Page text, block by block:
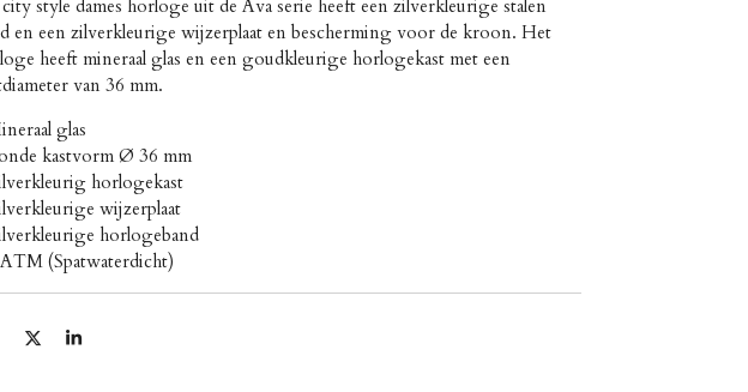
style dames horloge uit de Ava serie heeft een zilverkleurige stalen
en een zilverkleurige wijzerplaat en bescherming voor de kroon. Het
heeft mineraal glas en een goudkleurige horlogekast met een
van 36 mm.
glas
kastvorm Ø 36 mm
horlogekast
wijzerplaat
horlogeband
(Spatwaterdicht)
D
S